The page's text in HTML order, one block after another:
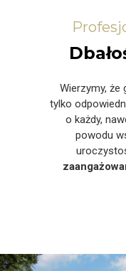
Wierzymy, że
tylko
o każdy,
powodu